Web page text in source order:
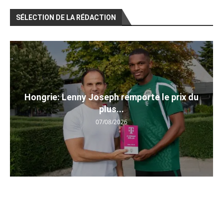
SÉLECTION DE LA RÉDACTION
Hongrie: Lenny Joseph remporte le prix du
plus...
07/08/2026